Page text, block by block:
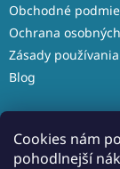
Cookies nám
pohodlnejší
Obchodné
Ochrana
Zásady
Blog